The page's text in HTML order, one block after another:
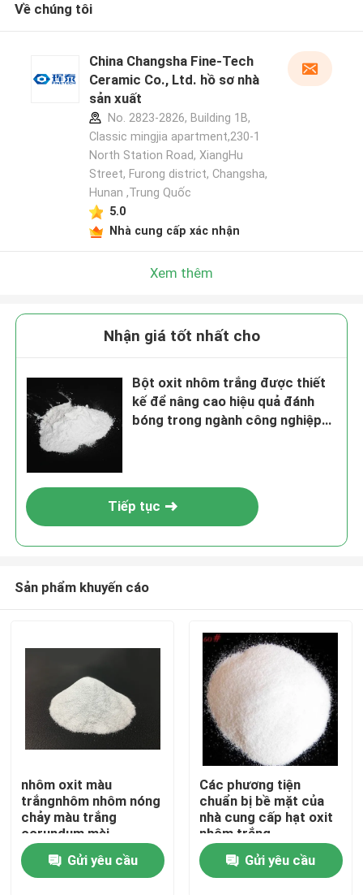
Nhà
Sản phẩm
Về chúng tôi
China Changsha Fine-Tech
Ceramic Co., Ltd. hồ sơ nhà
sản xuất
No. 2823-2826, Building 1B,
Classic mingjia apartment,230-1
North Station Road, XiangHu
Street, Furong district, Changsha,
Hunan ,Trung Quốc
5.0
Nhà cung cấp xác nhận
Xem thêm
Nhận giá tốt nhất cho
Bột oxit nhôm trắng được thiết
kế để nâng cao hiệu quả đánh
bóng trong ngành công nghiệp
Tiếp tục
Sản phẩm khuyến cáo
nhôm oxit màu
trắngnhôm nhôm nóng
chảy màu trắng
corundum mài
trắngnhôm oxit hạt
Gửi yêu cầu
Các phương tiện
chuẩn bị bề mặt của
nhà cung cấp hạt oxit
nhôm trắng
Gửi yêu cầu